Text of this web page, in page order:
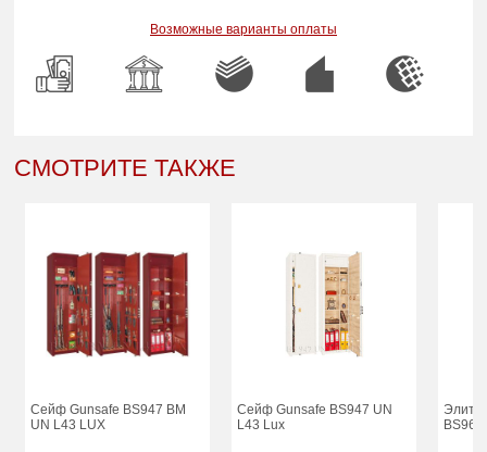
Возможные варианты оплаты
СМОТРИТЕ ТАКЖЕ
Сейф Gunsafe BS947 BM
UN L43 LUX
Сейф Gunsafe BS947 UN
L43 Lux